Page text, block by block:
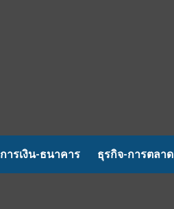
การเงิน-ธนาคาร ธุรกิจ-การตลาด